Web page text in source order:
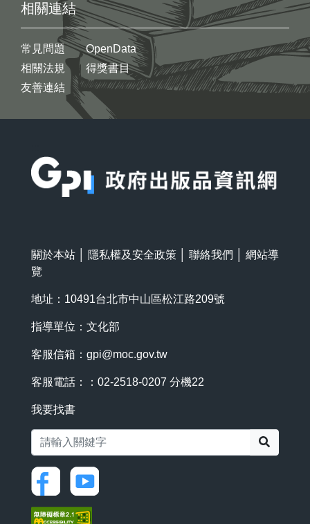
相關連結
常見問題
相關法規
友善連結
OpenData
得獎書目
關於本站 隱私權及安全政策 聯絡我們
網站導
覽
地址：10491台北市中山區松江路209號
指導單位：文化部
客服信箱： gpi@moc.gov.tw
客服電話：：02-2518-0207 分機22
我要找書